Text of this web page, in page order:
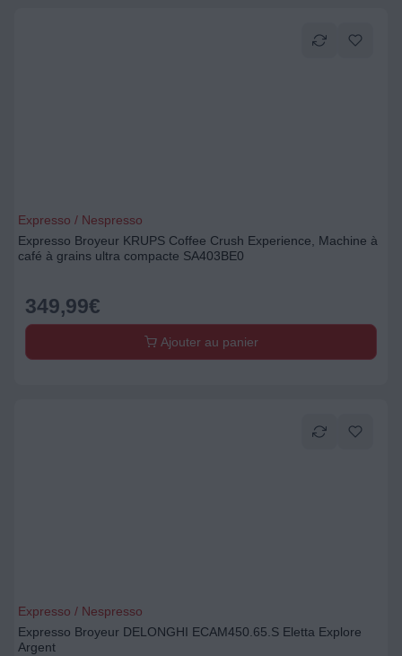
Expresso / Nespresso
Expresso Broyeur KRUPS Coffee Crush Experience, Machine à
café à grains ultra compacte SA403BE0
349,99€
Ajouter au panier
Expresso / Nespresso
Expresso Broyeur DELONGHI ECAM450.65.S Eletta Explore
Argent